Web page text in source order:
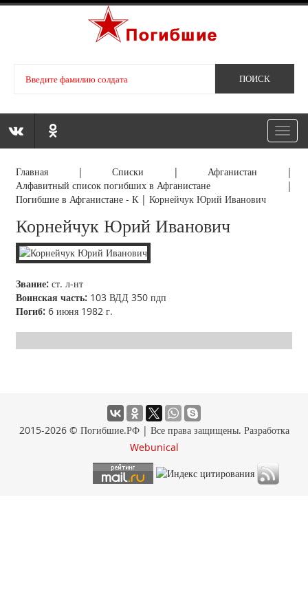
Главная |Списки | Афганистан |
Алфавитный список погибших в Афганистане |
Погибшие в Афганистане - К |Корнейчук Юрий Иванович
Корнейчук Юрий Иванович
Звание: ст. л-нт
Воинская часть: 103 ВДД 350 пдп
Погиб: 6 июня 1982 г.
2015-2026 © Погибшие.РФ | Все права защищены. Разработка
Webunical